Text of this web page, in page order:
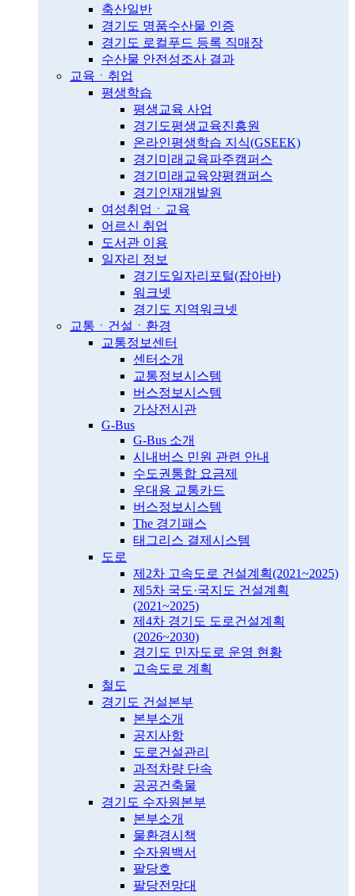
축산일반
경기도 명품수산물 인증
경기도 로컬푸드 등록 직매장
수산물 안전성조사 결과
교육ㆍ취업
평생학습
평생교육 사업
경기도평생교육진흥원
온라인평생학습 지식(GSEEK)
경기미래교육파주캠퍼스
경기미래교육양평캠퍼스
경기인재개발원
여성취업ㆍ교육
어르신 취업
도서관 이용
일자리 정보
경기도일자리포털(잡아바)
워크넷
경기도 지역워크넷
교통ㆍ건설ㆍ환경
교통정보센터
센터소개
교통정보시스템
버스정보시스템
가상전시관
G-Bus
G-Bus 소개
시내버스 민원 관련 안내
수도권통합 요금제
우대용 교통카드
버스정보시스템
The 경기패스
태그리스 결제시스템
도로
제2차 고속도로 건설계획(2021~2025)
제5차 국도·국지도 건설계획
(2021~2025)
제4차 경기도 도로건설계획
(2026~2030)
경기도 민자도로 운영 현황
고속도로 계획
철도
경기도 건설본부
본부소개
공지사항
도로건설관리
과적차량 단속
공공건축물
경기도 수자원본부
본부소개
물환경시책
수자원백서
팔당호
팔당전망대